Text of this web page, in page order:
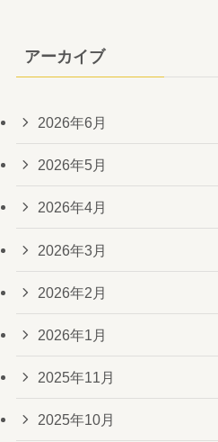
アーカイブ
2026年6月
2026年5月
2026年4月
2026年3月
2026年2月
2026年1月
2025年11月
2025年10月